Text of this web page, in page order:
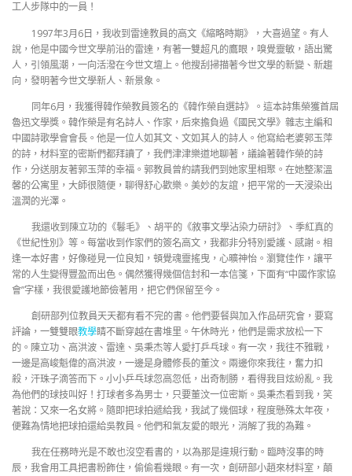
工人步隊中的一員！
1997年3月6日，我收到雷達教員的高文《縮略時期》，大喜過望。有人
說，他是中國今世文學前沿的雷達，有著一雙超凡的鷹眼，嗅覺靈敏，語出驚
人，引領風潮，一向活潑在今世文壇上。他搜刮掃描著今世文學的新變、新趨
向，發明著今世文學新人、新景象。
同年6月，我獲得韓作榮教員簽名的《韓作榮自選詩》。這本詩集榮獲首屆
魯迅文學獎。韓作榮是有名詩人、作家，后來擔負過《國民文學》雜志主編和
中國詩歌學會會長。他是一位人如其文、文如其人的詩人。他寫給老婆郭玉萍
的詩，材料室的密斯們都拜讀了，我們津津樂道地聊著，議論著韓作榮的詩
作，分送朋友著郭玉萍的幸福。郭教員曾約請我們到她家里相聚。在她整潔溫
馨的公寓里，大師很隨便，聊得舒心歡樂。美妙的友誼，把平常的一天浸染出
溫潤的光澤。
我還收到陳立功的《鬈毛》、胡平的《敘事文學沾染力研討》、季紅真的
《世紀性別》等。每當收到作家們的簽名高文，我都非分特別愛護、感謝。相
逢一本好書，好像碰見一位良知，頓覺魂靈搖曳，心曠神怡。瀏覽佳作，讓平
常的人生變得豐盈而出色。偶然獲得幾個信封和一本信箋，下面有“中國作家協
會”字樣，我很愛護地節儉著用，把它們保留至今。
創研部列位教員天天都有看不完的書。他們要餐與加入作品研究會，要寫
評論，一雙雙眼教學睛不斷穿越在書堆里。午休時光，他們是需求放松一下
的。陳立功、高洪波、雷達、吳秉杰等人愛打乒乓球。有一次，我往不雅戰，
一邊是高峻魁偉的高洪波，一邊是身體修長的董汶。兩邊你來我往，奮力扣
殺，汗珠子滴答而下。小小乒乓球忽高忽低，出奇制勝，看得我目炫紛亂。我
為他們的球技叫好！打球者多為男士，只要董汶一位密斯。吳秉杰看到我，笑
著說：又來一名女將。隨即把球拍遞給我，我試了幾個球，程度懸殊太年夜，
便難為情地把球拍還給吳教員。他們和氣友愛的眼光，消解了我的為難。
我在任務時光是不敢也沒空看書的，以為那是違規行動。臨時沒事的時
辰，我會用工具把書粉飾住，偷偷看幾眼。有一次，創研部小趙來材料室，顛